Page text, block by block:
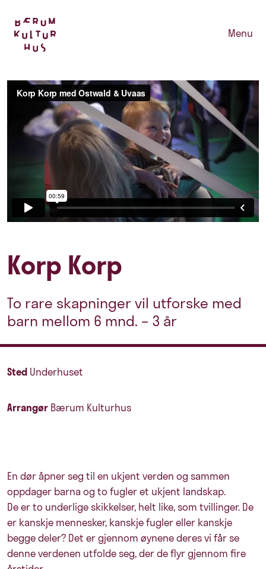
Menu
Korp Korp
To rare skapninger vil utforske med
barn mellom 6 mnd. – 3 år
Sted Underhuset
Arrangør Bærum Kulturhus
En dør åpner seg til en ukjent verden og sammen
oppdager barna og to fugler et ukjent landskap.
De er to underlige skikkelser, helt like, som tvillinger. De
er kanskje mennesker, kanskje fugler eller kanskje
begge deler? Det er gjennom øynene deres vi får se
denne verdenen utfolde seg, der de flyr gjennom fire